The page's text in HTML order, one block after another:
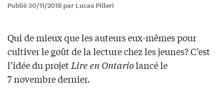
Publié 30/11/2018 par Lucas Pilleri
Qui de mieux que les auteurs eux-mêmes pour
cultiver le goût de la lecture chez les jeunes? C’est
l’idée du projetLire en Ontariolancé le
7 novembre dernier.